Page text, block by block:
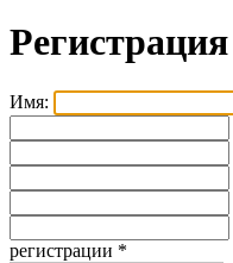
Регистрация
Имя:
регистрации *